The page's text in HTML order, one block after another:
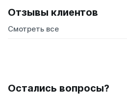
Отзывы клиентов
Смотреть все
Остались вопросы?